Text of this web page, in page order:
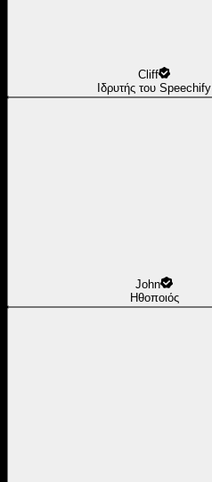
Cliff
Ιδρυτής του Speechify
John
Ηθοποιός